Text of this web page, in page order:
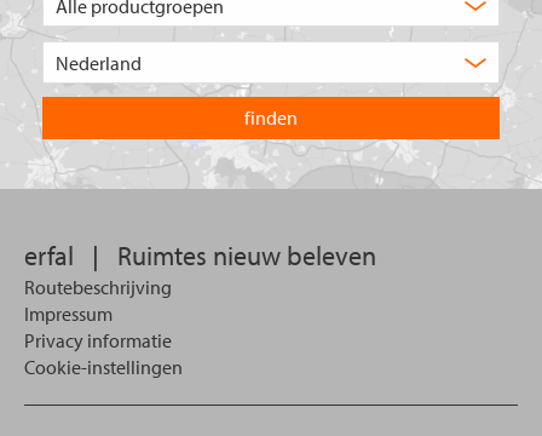
product
u?
land
waarin
u
wilt
zoeken.
erfal | Ruimtes nieuw beleven
Routebeschrijving
Impressum
Privacy informatie
Cookie-instellingen